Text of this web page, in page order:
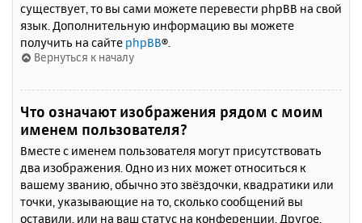
существует, то вы сами можете перевести phpBB на свой
язык. Дополнительную информацию вы можете
получить на сайте phpBB®.
Вернуться к началу
Что означают изображения рядом с моим
именем пользователя?
Вместе с именем пользователя могут присутствовать
два изображения. Одно из них может относиться к
вашему званию, обычно это звёздочки, квадратики или
точки, указывающие на то, сколько сообщений вы
оставили, или на ваш статус на конференции. Другое,